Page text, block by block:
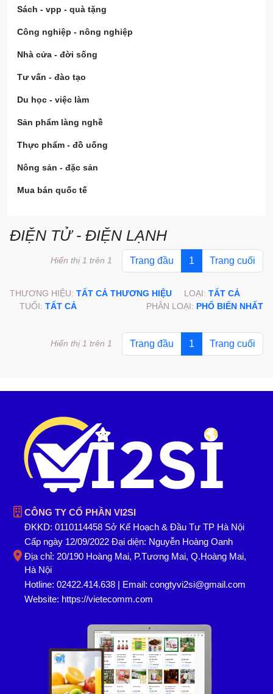
Sách - vpp - quà tặng
Công nghiệp - nông nghiệp
Nhà cửa - đời sống
Tư vấn - đào tạo
Du học - việc làm
Sản phẩm làng nghề
Thực phẩm - đồ uống
Nông sản - đặc sản
Mua bán quốc tế
ĐIỆN TỬ - ĐIỆN LẠNH
Trang đầu 1 Trang cuối
Hiển thị 1 trên 1
THƯƠNG HIỆU: TẤT CẢ THƯƠNG HIỆU LOẠI: TẤT CẢ
TUỔI: TẤT CẢ PHÂN LOẠI: PHỔ BIẾN NHẤT
Trang đầu 1 Trang cuối
Hiển thị 1 trên 1
CÔNG TY CỔ PHẦN VI2SI
ĐKKD: 0110114458 Sở Kế Hoạch & Đầu Tư TP Hà Nội
Cấp ngày 12/09/2022 Đại diện: Nguyễn Hoàng Oanh
Địa chỉ: 20/190 Hoàng Mai, P.Tương Mai, Q.Hoàng Mai,
Hà Nội
Hotline: 02422.414.638 | Email: congtyvi2si@gmail.com
Website: https://vietecomm.com